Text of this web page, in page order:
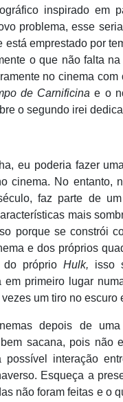
áfico inspirado em
problema, esse
está emprestado por
o que não falta
no cinema
de Carnificina e o
o segundo irei
eu poderia fazer
cinema. No entanto,
faz parte de
mais
porque se constrói
e dos próprios
próprioHulk, isso
primeiro lugar
um tiro no
depois de
sacana, pois não
possível interação
Esqueça a
não foram feitas e o